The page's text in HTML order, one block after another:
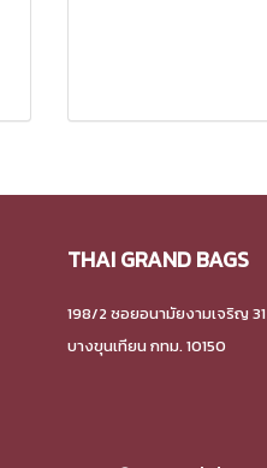
THAI GRAND BAGS
198/2 ซอยอนามัยงามเจริญ
บางขุนเทียน กทม. 10150